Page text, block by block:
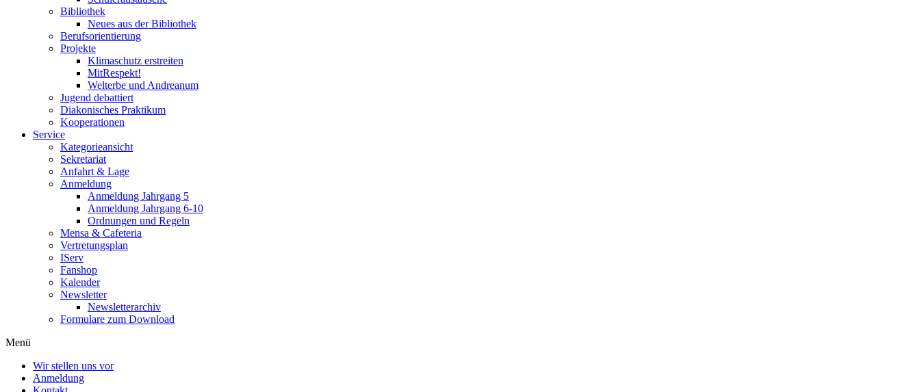
Bibliothek
Neues aus der Bibliothek
Berufsorientierung
Projekte
Klimaschutz erstreiten
MitRespekt!
Welterbe und Andreanum
Jugend debattiert
Diakonisches Praktikum
Kooperationen
Service
Kategorieansicht
Sekretariat
Anfahrt & Lage
Anmeldung
Anmeldung Jahrgang 5
Anmeldung Jahrgang 6-10
Ordnungen und Regeln
Mensa & Cafeteria
Vertretungsplan
IServ
Fanshop
Kalender
Newsletter
Newsletterarchiv
Formulare zum Download
Menü
Wir stellen uns vor
Anmeldung